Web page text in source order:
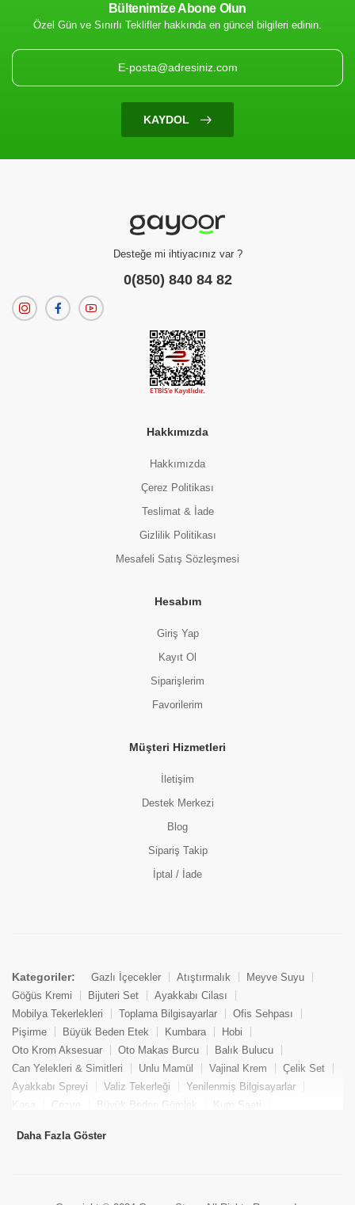
Filtrenize Uygun
Ürün Bulunamadı
Bültenimize Abone Olun
Özel Gün ve Sınırlı Teklifler hakkında en güncel bilgileri edinin.
KAYDOL
Desteğe mi ihtiyacınız var ?
0(850) 840 84 82
Hakkımızda
Hakkımızda
Çerez Politikası
Teslimat & İade
Gizlilik Politikası
Mesafeli Satış Sözleşmesi
Hesabım
Giriş Yap
Kayıt Ol
Siparişlerim
Favorilerim
Müşteri Hizmetleri
İletişim
Destek Merkezi
Blog
Sipariş Takip
İptal / İade
Kategoriler: Gazlı İçecekler Atıştırmalık
Meyve Suyu
Göğüs Kremi
Bijuteri Set
Ayakkabı Cilası
Mobilya Tekerlekleri
Toplama Bilgisayarlar
Ofis Sehpası
Pişirme
Büyük Beden Etek Kumbara
Hobi
Oto Krom Aksesuar
Oto Makas Burcu
Balık Bulucu
Can Yelekleri & Simitleri
Unlu Mamül Vajinal Krem
Çelik Set
Ayakkabı Spreyi
Valiz Tekerleği
Yenilenmiş Bilgisayarlar
Kasa
Cezve Büyük Beden Gömlek
Kum Saati
Tekne Bağlama & Demirleme
Daha Fazla Göster